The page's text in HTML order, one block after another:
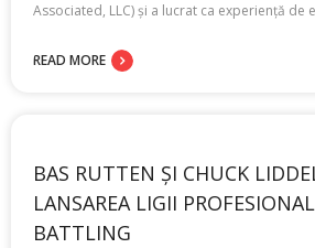
Associated, LLC) și a lucrat ca experiență de
READ MORE
BAS RUTTEN ȘI CHUCK
LANSAREA LIGII
BATTLING